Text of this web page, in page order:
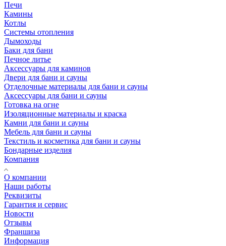
Печи
Камины
Котлы
Системы отопления
Дымоходы
Баки для бани
Печное литье
Аксессуары для каминов
Двери для бани и сауны
Отделочные материалы для бани и сауны
Аксессуары для бани и сауны
Готовка на огне
Изоляционные материалы и краска
Камни для бани и сауны
Мебель для бани и сауны
Текстиль и косметика для бани и сауны
Бондарные изделия
Компания
О компании
Наши работы
Реквизиты
Гарантия и сервис
Новости
Отзывы
Франшиза
Информация